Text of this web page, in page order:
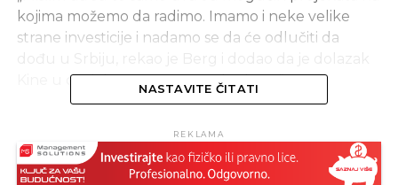
kojima možemo da radimo. Imamo i neke velike
strane investicije i nadamo se da će odlučiti da
Kine u ovaj deo sveta veoma koristan“.
deoničar EBRD-a i dodao da se nada saradnji i sa
kineskim investitorima koji dolaze u ovaj region.
NASTAVITE ČITATI
REKLAMA